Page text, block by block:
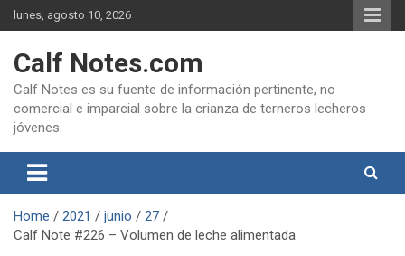
Skip
to
lunes, agosto 10, 2026
Calf Notes.com
Calf Notes es su fuente de información pertinente, no
comercial e imparcial sobre la crianza de terneros lecheros
jóvenes.
Home 2021 junio
27
Calf Note #226 – Volumen de leche alimentada